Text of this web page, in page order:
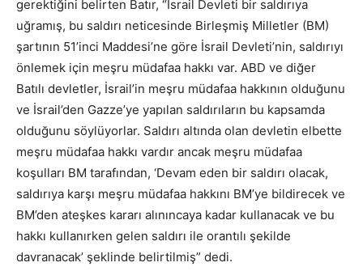
gerektiğini belirten Batır, “İsrail Devleti bir saldırıya
uğramış, bu saldırı neticesinde Birleşmiş Milletler (BM)
şartının 51’inci Maddesi’ne göre İsrail Devleti’nin, saldırıyı
önlemek için meşru müdafaa hakkı var. ABD ve diğer
Batılı devletler, İsrail’in meşru müdafaa hakkının olduğunu
ve İsrail’den Gazze’ye yapılan saldırıların bu kapsamda
olduğunu söylüyorlar. Saldırı altında olan devletin elbette
meşru müdafaa hakkı vardır ancak meşru müdafaa
koşulları BM tarafından, ‘Devam eden bir saldırı olacak,
saldırıya karşı meşru müdafaa hakkını BM’ye bildirecek ve
BM’den ateşkes kararı alınıncaya kadar kullanacak ve bu
hakkı kullanırken gelen saldırı ile orantılı şekilde
davranacak’ şeklinde belirtilmiş” dedi.